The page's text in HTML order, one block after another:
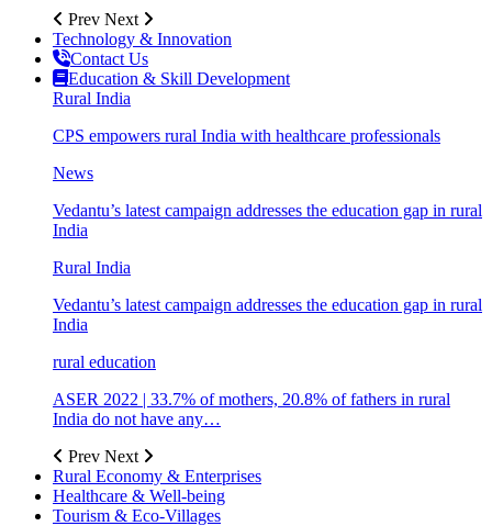
Prev Next
Technology & Innovation
Contact Us
Education & Skill Development
Rural India
CPS empowers rural India with healthcare professionals
News
Vedantu’s latest campaign addresses the education gap in rural
India
Rural India
Vedantu’s latest campaign addresses the education gap in rural
India
rural education
ASER 2022 | 33.7% of mothers, 20.8% of fathers in rural
India do not have any…
Prev Next
Rural Economy & Enterprises
Healthcare & Well-being
Tourism & Eco-Villages